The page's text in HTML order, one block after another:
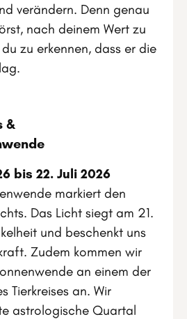
verändern. Denn genau
nach deinem Wert zu
zu erkennen, dass er die
&
bis 22. Juli 2026
markiert den
Das Licht siegt am 21.
und beschenkt uns
Zudem kommen wir
an einem der
Tierkreises an. Wir
astrologische Quartal